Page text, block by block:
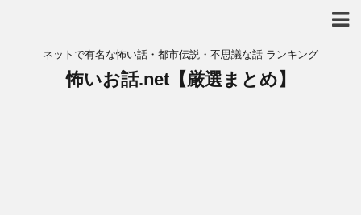
ネットで有名な怖い話・都市伝説・不思議な話 ランキング
怖いお話.net【厳選まとめ】